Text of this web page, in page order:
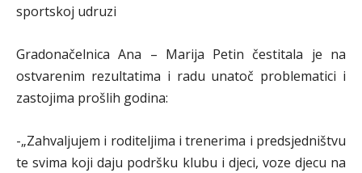
sportskoj udruzi
Gradonačelnica Ana – Marija Petin čestitala je na
ostvarenim rezultatima i radu unatoč problematici i
zastojima prošlih godina:
-„Zahvaljujem i roditeljima i trenerima i predsjedništvu
te svima koji daju podršku klubu i djeci, voze djecu na